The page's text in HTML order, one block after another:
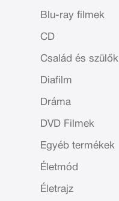
Blu-ray filmek
CD
Család és szülők
Diafilm
Dráma
DVD Filmek
Egyéb termékek
Életmód
Életrajz